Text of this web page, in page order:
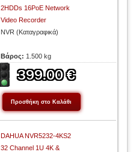
2HDDs 16PoE Network
Video Recorder
NVR (Καταγραφικά)
Βάρος: 1.500 kg
DAHUA NVR5232-4KS2
32 Channel 1U 4K &